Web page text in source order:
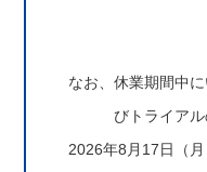
なお、休業期間中
びトライアル
2026年8月17日（